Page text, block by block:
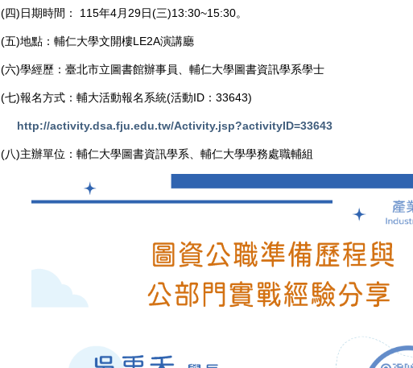
(四)日期時間： 115年4月29日(三)13:30~15:30。
(五)地點：輔仁大學文開樓LE2A演講廳
(六)學經歷：臺北市立圖書館辦事員、輔仁大學圖書資訊學系學士
(七)報名方式：輔大活動報名系統(活動ID：33643)
http://activity.dsa.fju.edu.tw/Activity.jsp?activityID=33643
(八)主辦單位：輔仁大學圖書資訊學系、輔仁大學學務處職輔組